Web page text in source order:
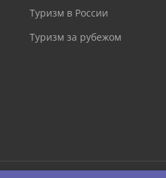
Туризм в России
Туризм за рубежом